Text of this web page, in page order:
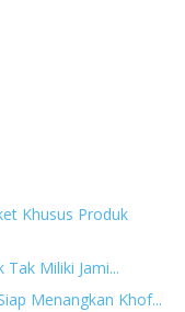
Khusus Produk
Miliki Jami...
Menangkan Khof...